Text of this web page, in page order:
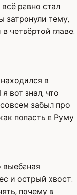
равно стал
затронули тему,
четвёртой главе.
в
вот знал, что
забыл про
попасть в Руму
и острый хвост.
почему в